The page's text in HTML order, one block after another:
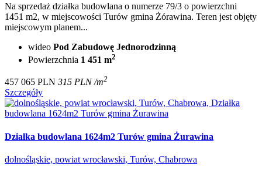
Na sprzedaż działka budowlana o numerze 79/3 o powierzchni
1451 m2, w miejscowości Turów gmina Żórawina. Teren jest objęty
miejscowym planem...
wideo Pod Zabudowę Jednorodzinną
Powierzchnia 1 451 m2
457 065 PLN 315 PLN /m2
Szczegóły
Działka budowlana 1624m2 Turów gmina Żurawina
dolnośląskie, powiat wrocławski, Turów, Chabrowa